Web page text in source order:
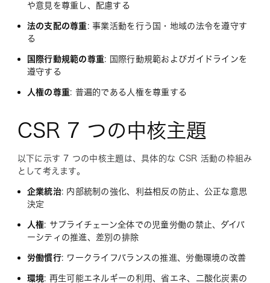
や意見を尊重し、配慮する
法の支配の尊重: 事業活動を行う国・地域の法令を遵守す
る
国際行動規範の尊重: 国際行動規範およびガイドラインを
遵守する
人権の尊重: 普遍的である人権を尊重する
CSR 7 つの中核主題
以下に示す 7 つの中核主題は、具体的な CSR 活動の枠組み
として考えます。
企業統治: 内部統制の強化、利益相反の防止、公正な意思
決定
人権: サプライチェーン全体での児童労働の禁止、ダイバ
ーシティの推進、差別の排除
労働慣行: ワークライフバランスの推進、労働環境の改善
環境: 再生可能エネルギーの利用、省エネ、二酸化炭素の